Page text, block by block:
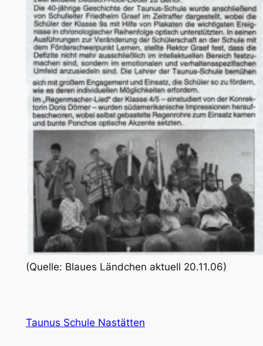
(Quelle: Blaues Ländchen aktuell 20.11.06)
Taunus Schule Nastätten